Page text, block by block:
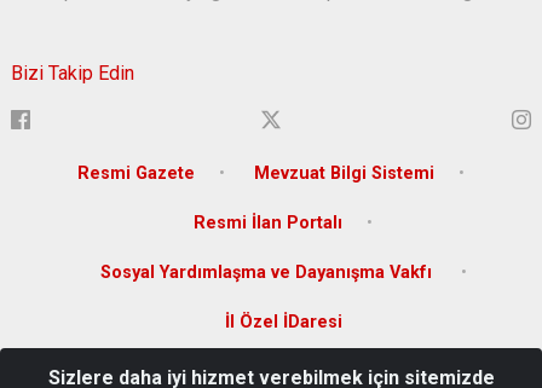
Bizi Takip Edin
Resmi Gazete Mevzuat Bilgi Sistemi
Resmi İlan Portalı
Sosyal Yardımlaşma ve Dayanışma Vakfı
İl Özel İDaresi
Sakabaşı Mah. Zeytindalı Bulvarı 144/B Karaman
Sizlere daha iyi hizmet verebilmek için sitemizde